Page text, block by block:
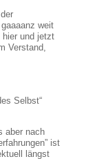
weit
hier und jetzt
Verstand,
Selbst“
aber nach
ist
längst